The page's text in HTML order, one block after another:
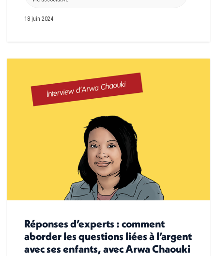
18 juin 2024
Réponses d’experts : comment
aborder les questions liées à l’argent
avec ses enfants, avec Arwa Chaouki